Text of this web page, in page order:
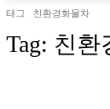
태그 친환경화물차
Tag: 친환